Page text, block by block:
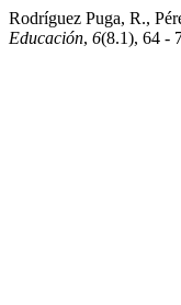
Rodríguez Puga, R.,
Educación, 6(8.1), 64 -